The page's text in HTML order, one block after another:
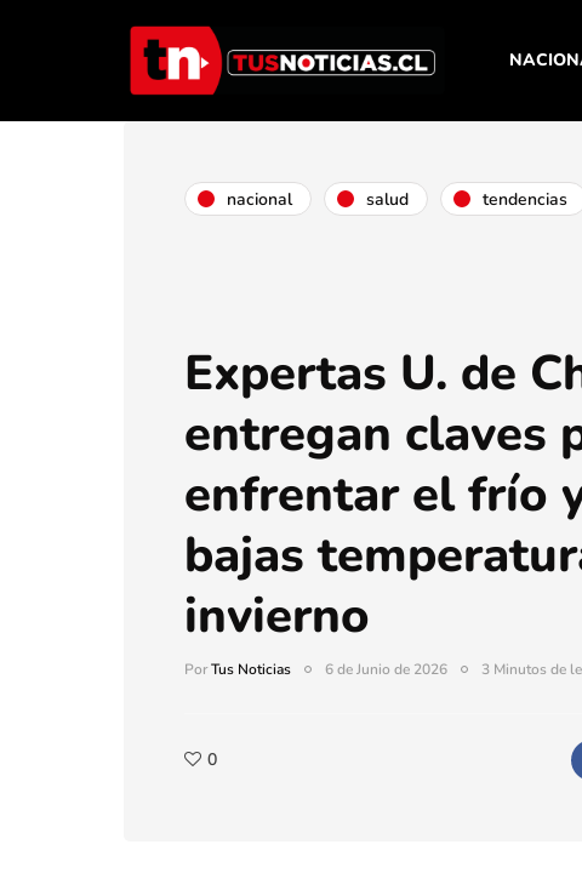
nacional salud tendencias
Expertas U. de
entregan claves
enfrentar el frío
bajas
invierno
PorTus Noticias 6 de Junio de 2026 3 Minutos de
0